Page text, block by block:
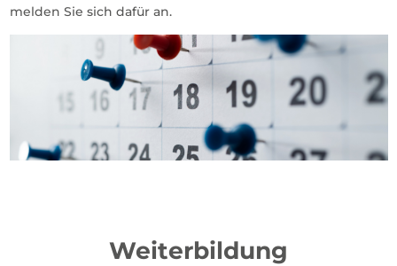
melden Sie sich dafür an.
Weiterbildung